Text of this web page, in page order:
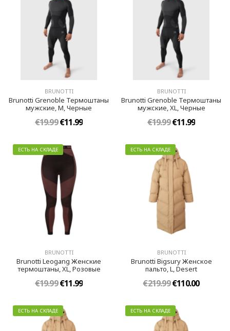
BRUNOTTI
Brunotti Grenoble Термоштаны
мужские, M, Черные
€19.99€11.99
BRUNOTTI
Brunotti Grenoble Термоштаны
мужские, XL, Черные
€19.99€11.99
ЕСТЬ НА СКЛАДЕ
BRUNOTTI
Brunotti Leogang Женские
термоштаны, XL, Розовые
€19.99€11.99
ЕСТЬ НА СКЛАДЕ
BRUNOTTI
Brunotti Bigsury Женское
пальто, L, Desert
€219.99€110.00
ЕСТЬ НА СКЛАДЕ ЕСТЬ НА СКЛАДЕ